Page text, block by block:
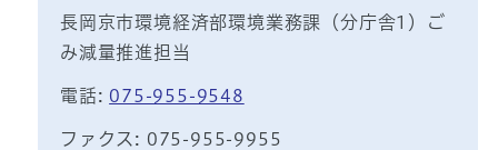
長岡京市環境経済部環境業務課（分庁舎1）ご
み減量推進担当
電話: 075-955-9548
ファクス: 075-955-9955